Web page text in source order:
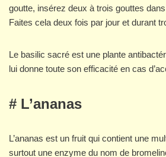
goutte, insérez deux à trois gouttes
Faites cela deux fois par jour et durant
Le basilic sacré est une plante
lui donne toute son efficacité en cas
# L’ananas
L’ananas est un fruit qui contient une
surtout une enzyme du nom de